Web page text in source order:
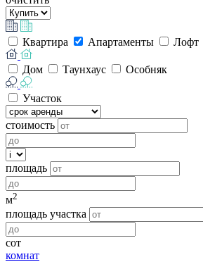
Квартира Апартаменты Лофт
Дом Таунхаус Особняк
Участок
стоимость
площадь
м2
площадь участка
сот
комнат